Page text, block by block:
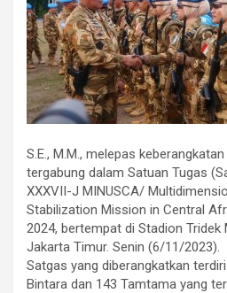
S.E., M.M., melepas
tergabung dalam Satuan Tugas
XXXVII-J MINUSCA/
Stabilization Mission in Central
2024, bertempat di Stadion Tridek
Jakarta Timur. Senin (6/11/2023).
Satgas yang diberangkatkan
Bintara dan 143 Tamtama yang